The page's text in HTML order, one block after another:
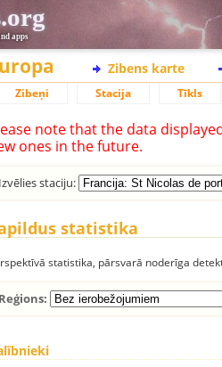
apps
Zibens karte
Zibeņi Stacija Tīkls
note that the data
ones in the future.
Izvēlies staciju:
statistika
statistika, pārsvarā noderīga
Reģions: